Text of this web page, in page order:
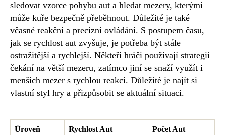
sledovat vzorce pohybu aut a hledat mezery, kterými
může kuře bezpečně přeběhnout. Důležité je také
včasné reakční a precizní ovládání. S postupem času,
jak se rychlost aut zvyšuje, je potřeba být stále
ostražitější a rychlejší. Někteří hráči používají strategii
čekání na větší mezeru, zatímco jiní se snaží využít i
menších mezer s rychlou reakcí. Důležité je najít si
vlastní styl hry a přizpůsobit se aktuální situaci.
Úroveň Rychlost Aut Počet Aut